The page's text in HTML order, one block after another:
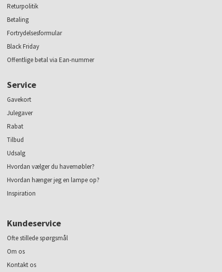
Returpolitik
Betaling
Fortrydelsesformular
Black Friday
Offentlige betal via Ean-nummer
Service
Gavekort
Julegaver
Rabat
Tilbud
Udsalg
Hvordan vælger du havemøbler?
Hvordan hænger jeg en lampe op?
Inspiration
Kundeservice
Ofte stillede spørgsmål
Om os
Kontakt os